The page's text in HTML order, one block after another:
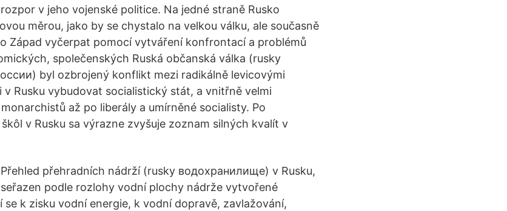
rozpor v jeho vojenské politice. Na jedné straně Rusko
měrou, jako by se chystalo na velkou válku, ale současně
Západ vyčerpat pomocí vytváření konfrontací a problémů
společenských Ruská občanská válka (rusky
byl ozbrojený konflikt mezi radikálně levicovými
v Rusku vybudovat socialistický stát, a vnitřně velmi
až po liberály a umírněné socialisty. Po
v Rusku sa výrazne zvyšuje zoznam silných kvalít v
Přehled přehradních nádrží (rusky водохранилище) v Rusku,
seřazen podle rozlohy vodní plochy nádrže vytvořené
se k zisku vodní energie, k vodní dopravě, zavlažování,